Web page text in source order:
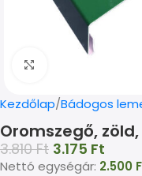
Kezdőlap Bádogos
Oromszegő,
3.810Ft 3.175 Ft
Nettó egységár: 2.500